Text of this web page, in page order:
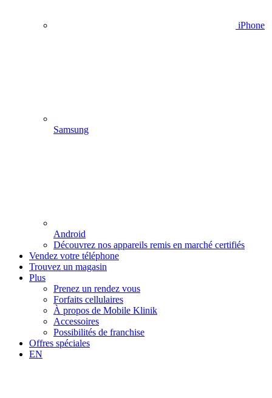
iPhone
Samsung
Android
Découvrez nos appareils remis en marché certifiés
Vendez votre téléphone
Trouvez un magasin
Plus
Prenez un rendez vous
Forfaits cellulaires
À propos de Mobile Klinik
Accessoires
Possibilités de franchise
Offres spéciales
EN